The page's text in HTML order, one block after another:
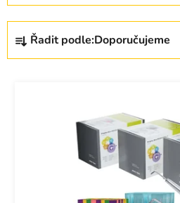
Ř
z
Řadit podle:Doporučujeme
p